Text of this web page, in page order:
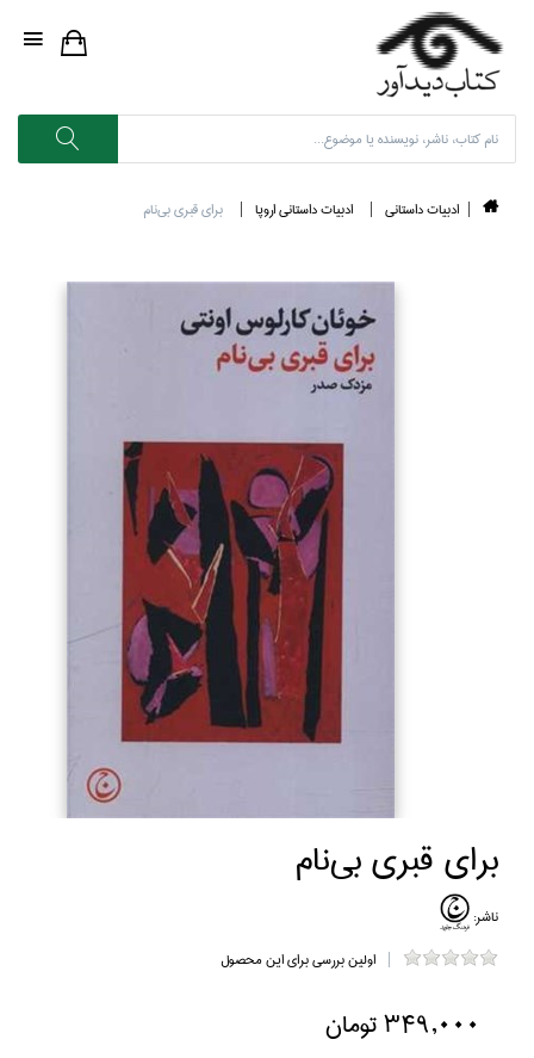
ادبيات داستاني ادبيات داستاني اروپا براي قبري بي‌نام
براي قبري بي‌نام
ناشر:
اولین بررسی برای این محصول
349,000 تومان